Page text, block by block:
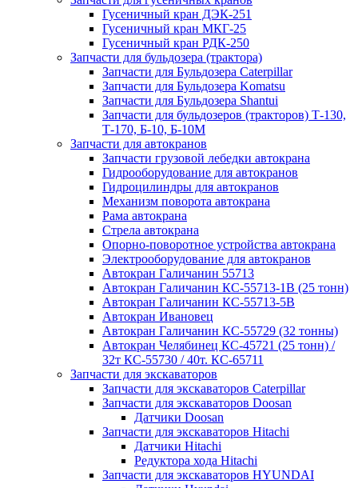
Гусеничный кран ДЭК-251
Гусеничный кран МКГ-25
Гусеничный кран РДК-250
Запчасти для бульдозера (трактора)
Запчасти для Бульдозера Caterpillar
Запчасти для Бульдозера Komatsu
Запчасти для Бульдозера Shantui
Запчасти для бульдозеров (тракторов) Т-130,
Т-170, Б-10, Б-10М
Запчасти для автокранов
Запчасти грузовой лебедки автокрана
Гидрооборудование для автокранов
Гидроцилиндры для автокранов
Механизм поворота автокрана
Рама автокрана
Стрела автокрана
Опорно-поворотное устройства автокрана
Электрооборудование для автокранов
Автокран Галичанин 55713
Автокран Галичанин КС-55713-1В (25 тонн)
Автокран Галичанин КС-55713-5В
Автокран Ивановец
Автокран Галичанин КС-55729 (32 тонны)
Автокран Челябинец КС-45721 (25 тонн) /
32т КС-55730 / 40т. КС-65711
Запчасти для экскаваторов
Запчасти для экскаваторов Caterpillar
Запчасти для экскаваторов Doosan
Датчики Doosan
Запчасти для экскаваторов Hitachi
Датчики Hitachi
Редуктора хода Hitachi
Запчасти для экскаваторов HYUNDAI